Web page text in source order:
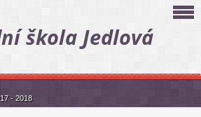
škola Jedlová
- 2018